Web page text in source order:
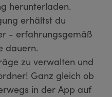
herunterladen.
erhältst du
- erfahrungsgemäß
dauern.
zu verwalten und
Ganz gleich ob
in der App auf